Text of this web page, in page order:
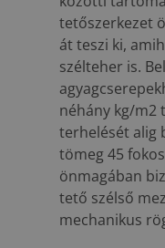
tetőszerkezet
át teszi ki,
szélteher is.
néhány kg/m2
terhelését alig
tömeg 45
önmagában
tető szélső
mechanikus